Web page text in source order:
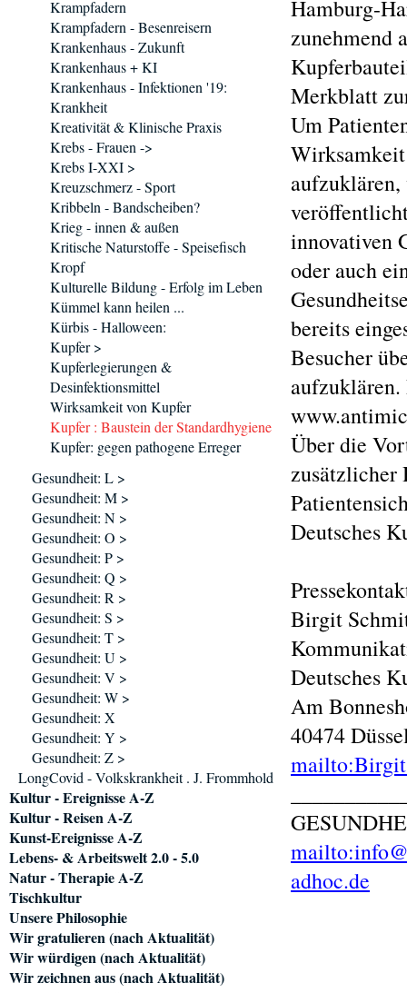
Hamburg-
zunehmend
Merkblatt
Um
aufzuklären,
innovativen
oder auch
bereits
Besucher
Über die
zusätzlicher
Deutsches
Birgit
Deutsches
Am
40474
adhoc.de
Krampfadern
Krampfadern - Besenreisern
Krankenhaus - Zukunft
Krankenhaus + KI
Krankenhaus - Infektionen '19:
Krankheit
Kreativität & Klinische Praxis
Krebs - Frauen ->
Krebs I-XXI >
Kreuzschmerz - Sport
Kribbeln - Bandscheiben?
Krieg - innen & außen
Kritische Naturstoffe - Speisefisch
Kropf
Kulturelle Bildung - Erfolg im Leben
Kümmel kann heilen ...
Kürbis - Halloween:
Kupfer >
Kupferlegierungen &
Desinfektionsmittel
Wirksamkeit von Kupfer
Kupfer : Baustein der Standardhygiene
Kupfer: gegen pathogene Erreger
Gesundheit: L >
Gesundheit: M >
Gesundheit: N >
Gesundheit: O >
Gesundheit: P >
Gesundheit: Q >
Gesundheit: R >
Gesundheit: S >
Gesundheit: T >
Gesundheit: U >
Gesundheit: V >
Gesundheit: W >
Gesundheit: X
Gesundheit: Y >
Gesundheit: Z >
LongCovid - Volkskrankheit . J. Frommhold
Kultur - Ereignisse A-Z
Kultur - Reisen A-Z
Kunst-Ereignisse A-Z
Lebens- & Arbeitswelt 2.0 - 5.0
Natur - Therapie A-Z
Tischkultur
Unsere Philosophie
Wir gratulieren (nach Aktualität)
Wir würdigen (nach Aktualität)
Wir zeichnen aus (nach Aktualität)